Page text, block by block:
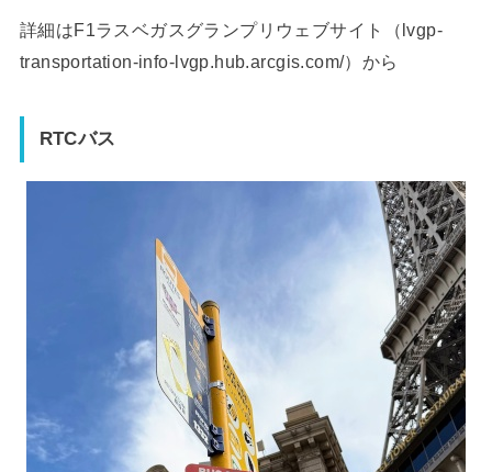
詳細はF1ラスベガスグランプリウェブサイト（lvgp-
transportation-info-lvgp.hub.arcgis.com/）から
RTCバス